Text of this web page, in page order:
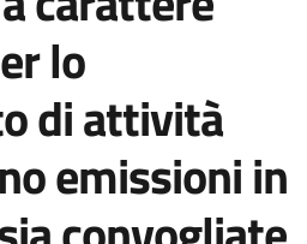
lo
di attività
emissioni in